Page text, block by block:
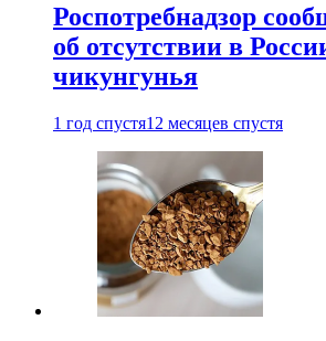
Роспотребнадзор
об отсутствии в
чикунгунья
1 год спустя12 месяцев спустя